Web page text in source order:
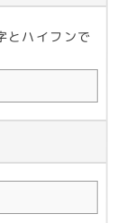
ハイフンで